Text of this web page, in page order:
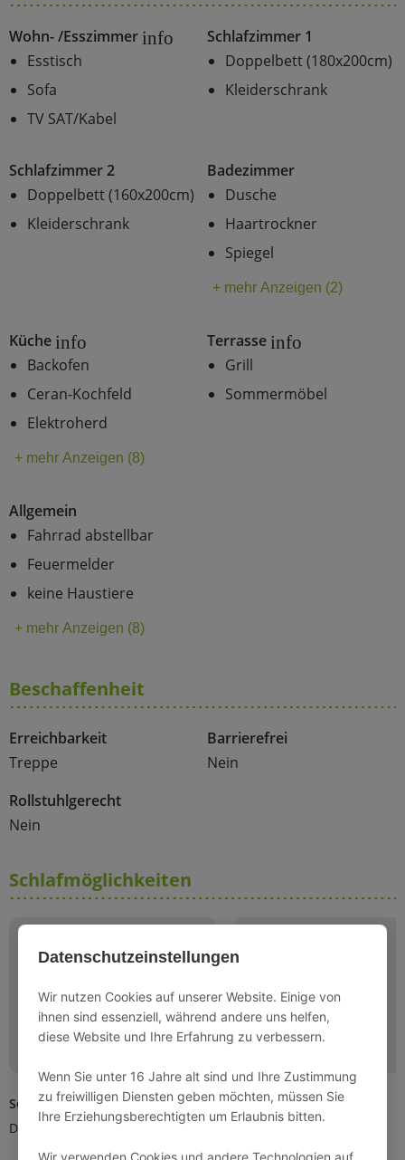
Datenschutzeinstellungen
Wir nutzen Cookies auf unserer Website. Einige von
ihnen sind essenziell, während andere uns helfen,
diese Website und Ihre Erfahrung zu verbessern.
Wenn Sie unter 16 Jahre alt sind und Ihre Zustimmung
zu freiwilligen Diensten geben möchten, müssen Sie
Ihre Erziehungsberechtigten um Erlaubnis bitten.
Wir verwenden Cookies und andere Technologien auf
Wohn- /Esszimmer info
Esstisch
Sofa
TV SAT/Kabel
Schlafzimmer 1
Doppelbett (180x200cm)
Kleiderschrank
Schlafzimmer 2
Doppelbett (160x200cm)
Kleiderschrank
Badezimmer
Dusche
Haartrockner
Spiegel
+ mehr Anzeigen (2)
Küche info
Backofen
Ceran-Kochfeld
Elektroherd
+ mehr Anzeigen (8)
Terrasse info
Grill
Sommermöbel
Allgemein
Fahrrad abstellbar
Feuermelder
keine Haustiere
+ mehr Anzeigen (8)
Beschaffenheit
Erreichbarkeit
Treppe
Barrierefrei
Nein
Rollstuhlgerecht
Nein
Schlafmöglichkeiten
Schlafzimmer 1
Doppelbett (180x200cm)
Schlafzimmer 2
Doppelbett (160x200cm)